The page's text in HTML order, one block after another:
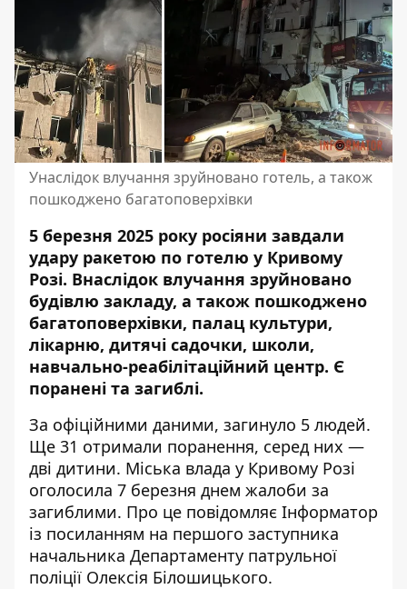
Унаслідок влучання зруйновано готель, а також
пошкоджено багатоповерхівки
5 березня 2025 року росіяни завдали
удару ракетою по готелю у Кривому
Розі. Внаслідок влучання зруйновано
будівлю закладу, а також пошкоджено
багатоповерхівки, палац культури,
лікарню, дитячі садочки, школи,
навчально-реабілітаційний центр. Є
поранені та загиблі.
За офіційними даними, загинуло 5 людей.
Ще 31 отримали поранення, серед них —
дві дитини. Міська влада у Кривому Розі
оголосила 7 березня днем жалоби за
загиблими. Про це повідомляє Інформатор
із посиланням на першого заступника
начальника Департаменту патрульної
поліції Олексія Білошицького.